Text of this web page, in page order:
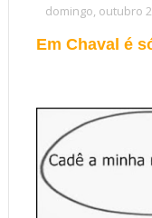
domingo, outubro
Em Chaval é